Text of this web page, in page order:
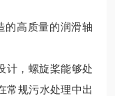
的高质量的润滑轴
计，螺旋桨能够处
常规污水处理中出